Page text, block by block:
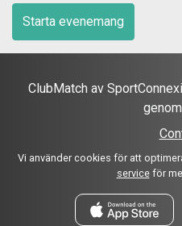
Starta evenemang
ClubMatch av
Vi använder cookies för att
serviceför